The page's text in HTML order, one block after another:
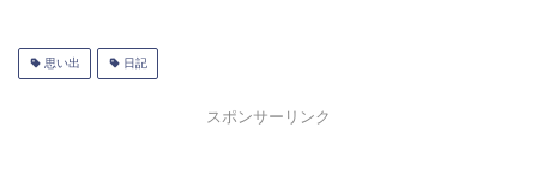
思い出 日記
スポンサーリンク